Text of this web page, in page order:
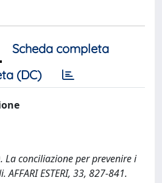
Scheda completa
(DC)
La conciliazione per prevenire i
ESTERI, 33, 827-841.